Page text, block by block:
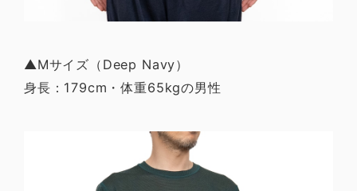
▲Mサイズ（Deep Navy）
身長：179cm・体重65kgの男性